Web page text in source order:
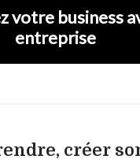
votre business
entreprise
créer